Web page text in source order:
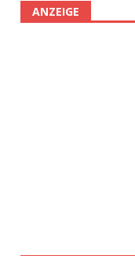
ANZEIGE